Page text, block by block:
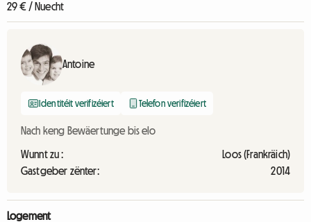
29 € / Nuecht
Antoine
Identitéit verifizéiert Telefon verifizéiert
Nach keng Bewäertunge bis elo
Wunnt zu :
Loos (Frankräich)
Gastgeber zënter:
2014
Logement